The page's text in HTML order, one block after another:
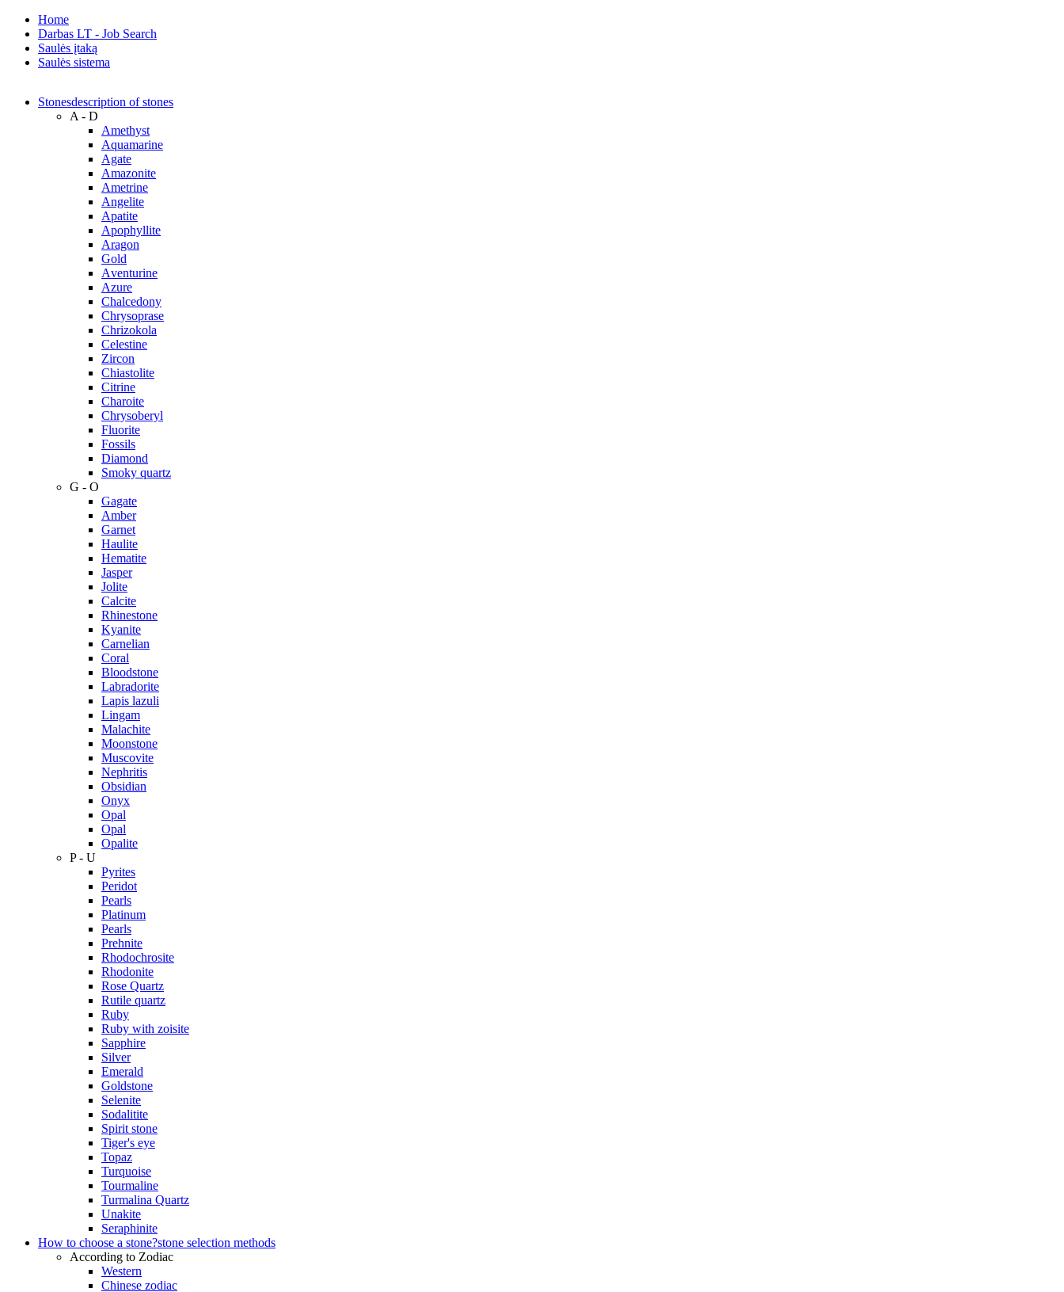
Home
Darbas LT - Job Search
Saulės įtaką
Saulės sistema
Stonesdescription of stones
A - D
Amethyst
Aquamarine
Agate
Amazonite
Ametrine
Angelite
Apatite
Apophyllite
Aragon
Gold
Аventurine
Azure
Chalcedony
Chrysoprase
Chrizokola
Celestine
Zircon
Chiastolite
Citrine
Charoite
Chrysoberyl
Fluorite
Fossils
Diamond
Smoky quartz
G - O
Gagate
Amber
Garnet
Haulite
Hematite
Jasper
Jolite
Calcite
Rhinestone
Kyanite
Carnelian
Coral
Bloodstone
Labradorite
Lapis lazuli
Lingam
Malachite
Moonstone
Muscovite
Nephritis
Obsidian
Onyx
Opal
Opal
Opalite
P - U
Pyrites
Peridot
Pearls
Platinum
Pearls
Prehnite
Rhodochrosite
Rhodonite
Rose Quartz
Rutile quartz
Ruby
Ruby with zoisite
Sapphire
Silver
Emerald
Goldstone
Selenite
Sodalitite
Spirit stone
Tiger's eye
Topaz
Turquoise
Tourmaline
Turmalina Quartz
Unakite
Seraphinite
How to choose a stone?stone selection methods
According to Zodiac
Western
Chinese zodiac